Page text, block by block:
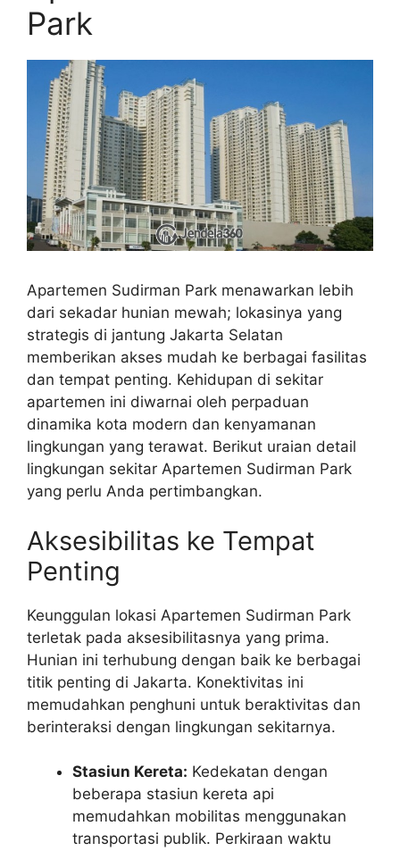
Park
Apartemen Sudirman Park menawarkan lebih
dari sekadar hunian mewah; lokasinya yang
strategis di jantung Jakarta Selatan
memberikan akses mudah ke berbagai fasilitas
dan tempat penting. Kehidupan di sekitar
apartemen ini diwarnai oleh perpaduan
dinamika kota modern dan kenyamanan
lingkungan yang terawat. Berikut uraian detail
lingkungan sekitar Apartemen Sudirman Park
yang perlu Anda pertimbangkan.
Aksesibilitas ke Tempat
Penting
Keunggulan lokasi Apartemen Sudirman Park
terletak pada aksesibilitasnya yang prima.
Hunian ini terhubung dengan baik ke berbagai
titik penting di Jakarta. Konektivitas ini
memudahkan penghuni untuk beraktivitas dan
berinteraksi dengan lingkungan sekitarnya.
Stasiun Kereta: Kedekatan dengan
beberapa stasiun kereta api
memudahkan mobilitas menggunakan
transportasi publik. Perkiraan waktu